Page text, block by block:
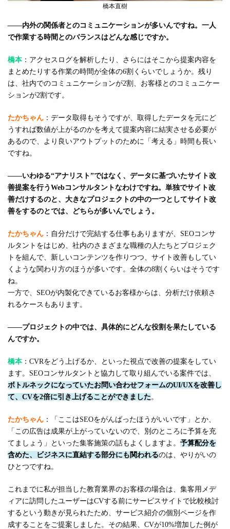
橋本直樹
――内外の関係者とのコミュニケーションが多いんですね。一人
で作業する時間とのバランスはどんな感じですか。
橋本：アクセスログを解析したり、さらにはそこから提案内容を
まとめたりする作業の時間が全体の6割くらいでしょうか。残り
は、社内でのコミュニケーションが2割、お客様とのコミュニケー
ションが2割です。
たかちゃん ：データ取得もそうですが、取得したデータを元にど
うすれば数値が上がるのかを考えて提案内容に結実させる必要が
あるので、より良いアウトプットのために「考える」時間も長い
ですね。
――いわゆる“アナリスト”ではなく、データに基づいたサイト改
善提案を行うWebコンサルタントなわけですね。単独でサイト改
善だけするのと、大きなプロジェクトの中の一つとしてサイト改
善をするのとでは、どちらが多いんでしょう。
たかちゃん ：自分だけで完結する仕事もありますが、SEOコンサ
ルタントをはじめ、社内のさまざまな職種の人たちとプロジェク
トを組んで、新しいコンテンツを作りつつ、サイト改善もしてい
くような関わり方のほうが多いです。全体の8割くらいはそうです
ね。
一方で、SEOが内製化できているお客様からは、分析だけ依頼さ
れるケースもあります。
――プロジェクトの中では、具体的にどんな役割を果たしている
んですか。
橋本：CVRをどう上げるか、といった視点で改善の提案をしてい
ます。SEOコンサルタントと協力して取り組んでいる案件では、
ボトルネックになっていたお問い合わせフォームのUI/UXを改善し
て、CVを2倍に引き上げることができました 。
たかちゃん ：「ここはSEOをがんばったほうがいいです」とか、
「この広告は成果が上がっていないので、別のところに予算を充
てましょう」といった集客施策の話もよくしますよ。 予算配分を
含めた、ビジネスに直結する部分にも関われるのは、やりがいの
ひとつですね。
これまでに私が担当した教育業界のお客様の場合は、集客用メデ
ィアに訪問したユーザーはCVする前にサービスサイトで比較検討
するという動きが見られたため、サービス紹介の個別ページを作
成することをご提案しました。その結果、CVが10%増加した例が